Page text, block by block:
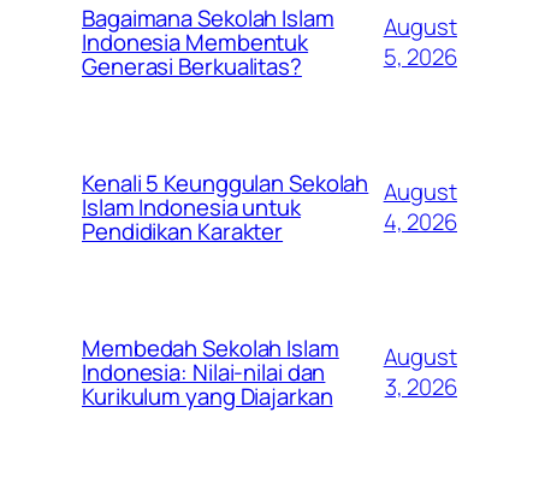
Bagaimana Sekolah Islam
Indonesia Membentuk
Generasi Berkualitas?
August
5, 2026
Kenali 5 Keunggulan Sekolah
Islam Indonesia untuk
Pendidikan Karakter
August
4, 2026
Membedah Sekolah Islam
Indonesia: Nilai-nilai dan
Kurikulum yang Diajarkan
August
3, 2026